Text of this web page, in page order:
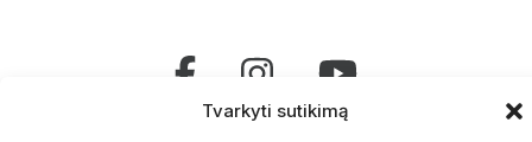
Tvarkyti sutikimą
Užsuk gyvai